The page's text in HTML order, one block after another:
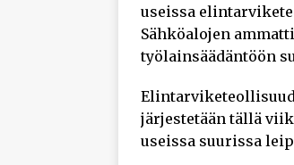
useissa
Sähköalojen
työlainsäädäntöön
järjestetään tällä
useissa suurissa